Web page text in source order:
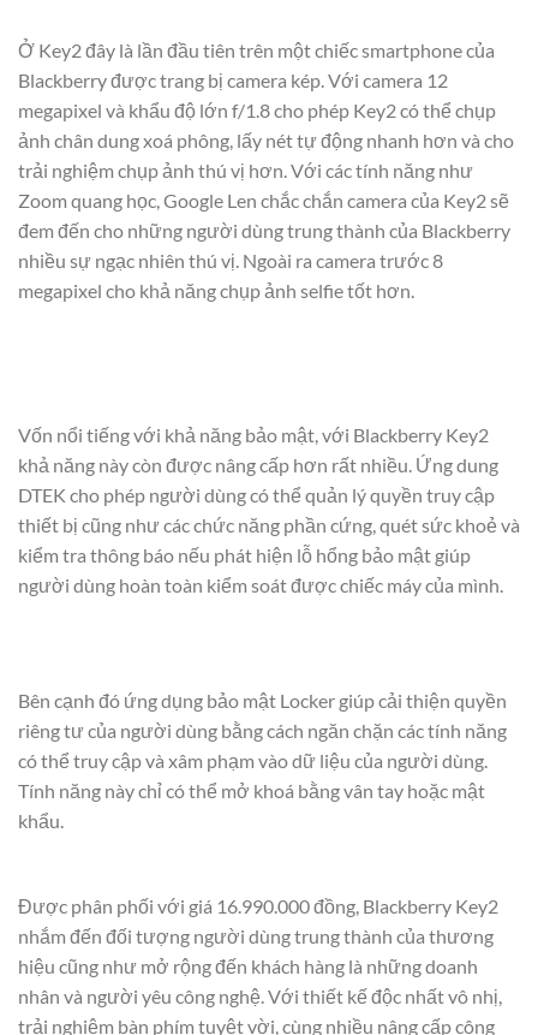
Ở Key2 đây là lần đầu tiên trên một chiếc smartphone của
Blackberry được trang bị camera kép. Với camera 12
megapixel và khẩu độ lớn f/1.8 cho phép Key2 có thể chụp
ảnh chân dung xoá phông, lấy nét tự động nhanh hơn và cho
trải nghiệm chụp ảnh thú vị hơn. Với các tính năng như
Zoom quang học, Google Len chắc chắn camera của Key2 sẽ
đem đến cho những người dùng trung thành của Blackberry
nhiều sự ngạc nhiên thú vị. Ngoài ra camera trước 8
megapixel cho khả năng chụp ảnh selfie tốt hơn.
Vốn nổi tiếng với khả năng bảo mật, với Blackberry Key2
khả năng này còn được nâng cấp hơn rất nhiều. Ứng dung
DTEK cho phép người dùng có thể quản lý quyền truy cập
thiết bị cũng như các chức năng phần cứng, quét sức khoẻ và
kiểm tra thông báo nếu phát hiện lỗ hổng bảo mật giúp
người dùng hoàn toàn kiểm soát được chiếc máy của mình.
Bên cạnh đó ứng dụng bảo mật Locker giúp cải thiện quyền
riêng tư của người dùng bằng cách ngăn chặn các tính năng
có thể truy cập và xâm phạm vào dữ liệu của người dùng.
Tính năng này chỉ có thể mở khoá bằng vân tay hoặc mật
khẩu.
Được phân phối với giá 16.990.000 đồng, Blackberry Key2
nhắm đến đối tượng người dùng trung thành của thương
hiệu cũng như mở rộng đến khách hàng là những doanh
nhân và người yêu công nghệ. Với thiết kế độc nhất vô nhị,
trải nghiệm bàn phím tuyệt vời, cùng nhiều nâng cấp công